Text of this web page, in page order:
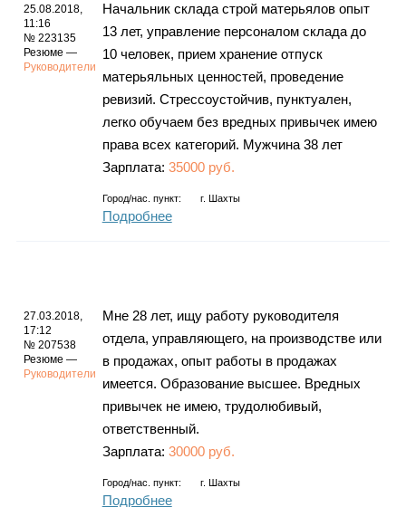
25.08.2018,
11:16
№ 223135
Резюме —
Руководители
Начальник склада строй матерьялов опыт
13 лет, управление персоналом склада до
10 человек, прием хранение отпуск
матерьяльных ценностей, проведение
ревизий. Стрессоустойчив, пунктуален,
легко обучаем без вредных привычек имею
права всех категорий. Мужчина 38 лет
Зарплата: 35000 руб.
Город/нас. пункт: г. Шахты
Подробнее
27.03.2018,
17:12
№ 207538
Резюме —
Руководители
Мне 28 лет, ищу работу руководителя
отдела, управляющего, на производстве или
в продажах, опыт работы в продажах
имеется. Образование высшее. Вредных
привычек не имею, трудолюбивый,
ответственный.
Зарплата: 30000 руб.
Город/нас. пункт: г. Шахты
Подробнее